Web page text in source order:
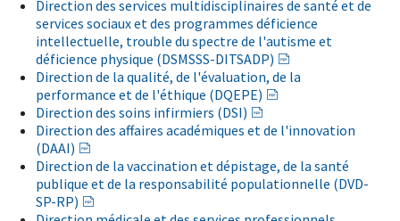
Direction des services multidisciplinaires de santé et de
services sociaux et des programmes déficience
intellectuelle, trouble du spectre de l'autisme et
déficience physique (DSMSSS-DITSADP)
Direction de la qualité, de l'évaluation, de la
performance et de l'éthique (DQEPE)
Direction des soins infirmiers (DSI)
Direction des affaires académiques et de l'innovation
(DAAI)
Direction de la vaccination et dépistage, de la santé
publique et de la responsabilité populationnelle (DVD-
SP-RP)